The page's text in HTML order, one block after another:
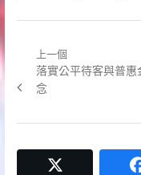
章
導
覽
上一個
Previous
post:
落實公平待客與普惠
念